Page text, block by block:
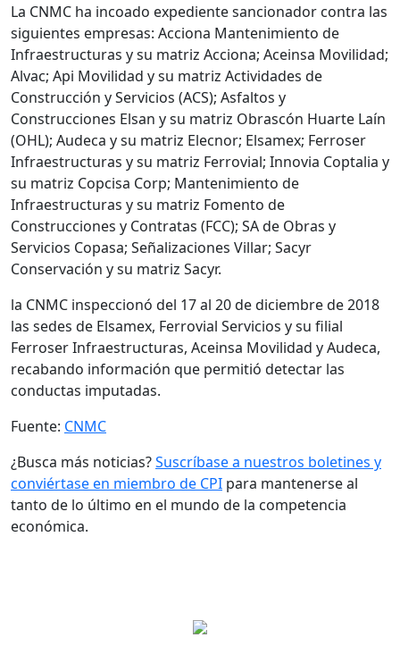
La CNMC ha incoado expediente sancionador contra las
siguientes empresas: Acciona Mantenimiento de
Infraestructuras y su matriz Acciona; Aceinsa Movilidad;
Alvac; Api Movilidad y su matriz Actividades de
Construcción y Servicios (ACS); Asfaltos y
Construcciones Elsan y su matriz Obrascón Huarte Laín
(OHL); Audeca y su matriz Elecnor; Elsamex; Ferroser
Infraestructuras y su matriz Ferrovial; Innovia Coptalia y
su matriz Copcisa Corp; Mantenimiento de
Infraestructuras y su matriz Fomento de
Construcciones y Contratas (FCC); SA de Obras y
Servicios Copasa; Señalizaciones Villar; Sacyr
Conservación y su matriz Sacyr.
la CNMC inspeccionó del 17 al 20 de diciembre de 2018
las sedes de Elsamex, Ferrovial Servicios y su filial
Ferroser Infraestructuras, Aceinsa Movilidad y Audeca,
recabando información que permitió detectar las
conductas imputadas.
Fuente: CNMC
¿Busca más noticias?Suscríbase a nuestros boletines y
conviértase en miembro de CPI para mantenerse al
tanto de lo último en el mundo de la competencia
económica.